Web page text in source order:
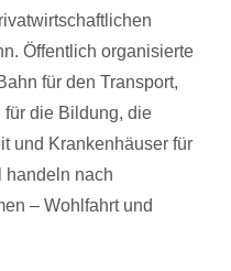
Öffentlich organisierte
für den Transport,
die Bildung, die
und Krankenhäuser für
handeln nach
– Wohlfahrt und